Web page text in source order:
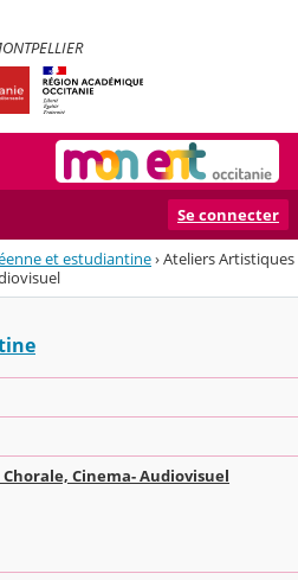
Se connecter
et estudiantine›Ateliers Artistiques
Cinema- Audiovisuel